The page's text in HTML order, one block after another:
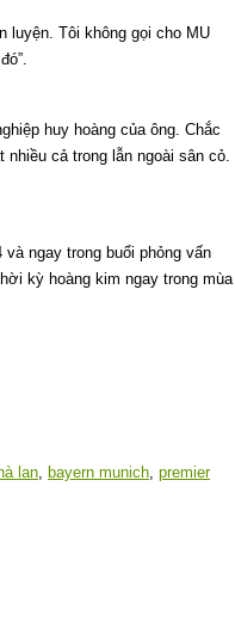
luyện. Tôi không gọi cho MU
huy hoàng của ông. Chắc
nhiều cả trong lẫn ngoài sân cỏ.
ngay trong buổi phỏng vấn
kỳ hoàng kim ngay trong mùa
hà lan, bayern munich, premier